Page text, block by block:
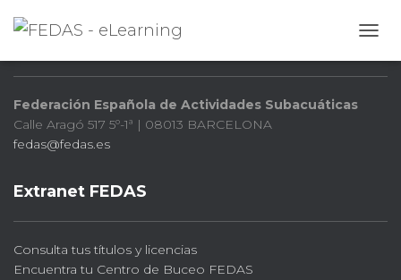
Federación Española de Actividades Subacuáticas
Calle Aragó 517 5º-1ª | 08013 BARCELONA
fedas@fedas.es
Extranet FEDAS
Consulta tus títulos y licencias
Encuentra tu Centro de Buceo FEDAS